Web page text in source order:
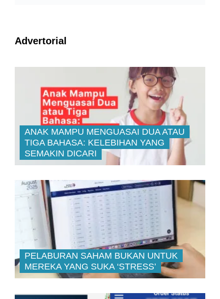
Advertorial
ANAK MAMPU MENGUASAI DUA ATAU
TIGA BAHASA: KELEBIHAN YANG
SEMAKIN DICARI
PELABURAN SAHAM BUKAN UNTUK
MEREKA YANG SUKA ‘STRESS’